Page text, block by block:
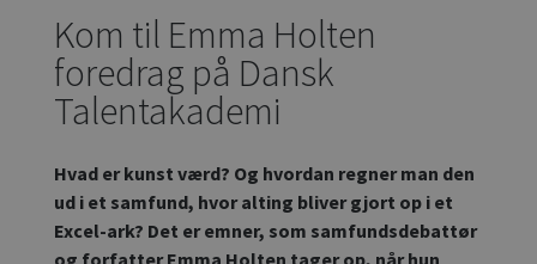
Kom til Emma Holten
foredrag på Dansk
Talentakademi
Hvad er kunst værd? Og hvordan regner man den
ud i et samfund, hvor alting bliver gjort op i et
Excel-ark? Det er emner, som samfundsdebattør
og forfatter Emma Holten tager op, når hun